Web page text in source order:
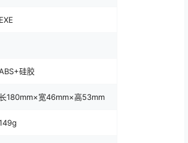
EXE
硅胶
180mm×宽46mm×高53mm